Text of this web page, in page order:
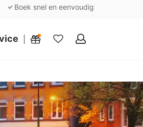
Boek snel en eenvoudig
Mijn